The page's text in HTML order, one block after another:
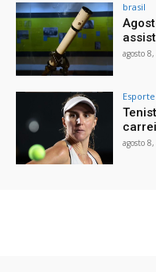
brasil
agosto
Esporte
agosto